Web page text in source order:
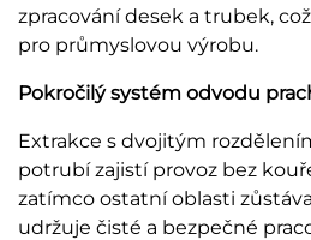
zpracování desek a trubek,
pro průmyslovou výrobu.
Pokročilý systém odvodu
Extrakce s dvojitým
potrubí zajistí provoz bez
zatímco ostatní oblasti
udržuje čisté a bezpečné